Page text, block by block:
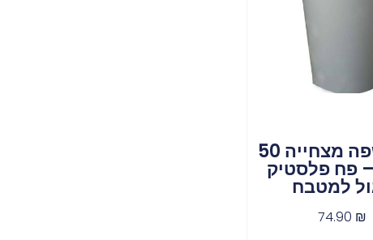
פח אשפה מצחייה 50
פח פלסטיק
למטבח
74.90 ₪